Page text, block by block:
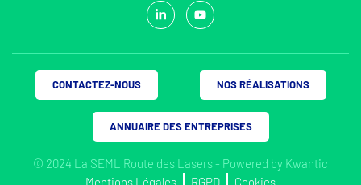
© 2024 La SEML Route des Lasers - Powered by Kwantic
Mentions Légales
RGPD Cookies
CONTACTEZ-NOUS NOS RÉALISATIONS
ANNUAIRE DES ENTREPRISES